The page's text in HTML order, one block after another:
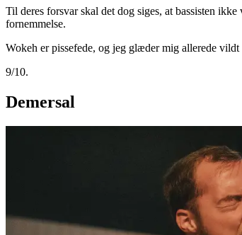
Til deres forsvar skal det dog siges, at bassisten
fornemmelse.
Wokeh er pissefede, og jeg glæder mig allerede
9/10.
Demersal